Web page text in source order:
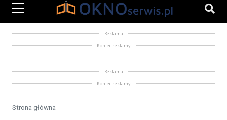
Reklama
Koniec reklamy
Reklama
Koniec reklamy
Strona główna